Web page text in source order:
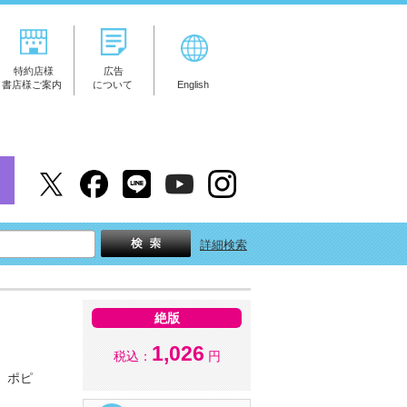
特約店様
書店様ご案内
広告
について
English
詳細検索
ポピ
絶版
税込： 1,026 円